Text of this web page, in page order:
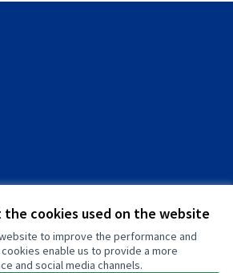
cookies used on the website
to improve the performance and
enable us to provide a more
and social media channels.